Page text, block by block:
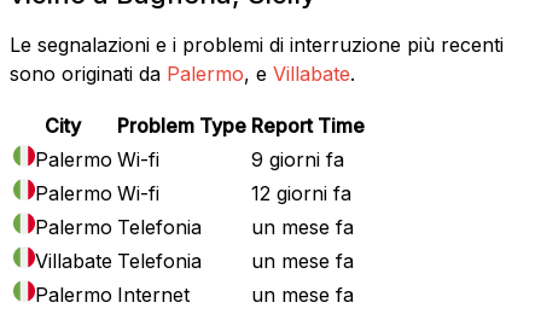
Le segnalazioni e i problemi di interruzione più recenti
sono originati da Palermo, e Villabate.
City Problem Type Report Time
Palermo Wi-fi
9 giorni fa
Palermo Wi-fi
12 giorni fa
Palermo Telefonia
un mese fa
Villabate Telefonia
un mese fa
Palermo Internet
un mese fa